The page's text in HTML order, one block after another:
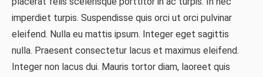
imperdiet turpis. Suspendisse quis orci ut orci pulvinar
eleifend. Nulla eu mattis ipsum. Integer eget sagittis
nulla. Praesent consectetur lacus et maximus eleifend.
Integer non lacus dui. Mauris tortor diam, laoreet quis